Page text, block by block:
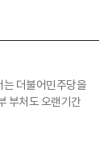
는 더불어민주당을
부처도 오랜기간